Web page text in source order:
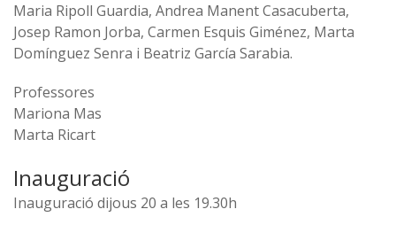
Maria Ripoll Guardia, Andrea Manent Casacuberta,
Josep Ramon Jorba, Carmen Esquis Giménez, Marta
Domínguez Senra i Beatriz García Sarabia.
Professores
Mariona Mas
Marta Ricart
Inauguració
Inauguració dijous 20 a les 19.30h